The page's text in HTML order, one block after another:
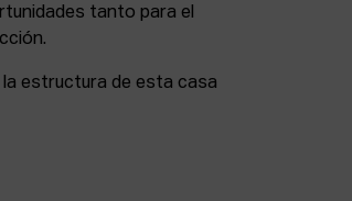
tanto para el
estructura de esta casa